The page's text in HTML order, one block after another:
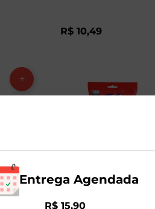
R$ 10,49
Entrega Agendada
R$ 15,90